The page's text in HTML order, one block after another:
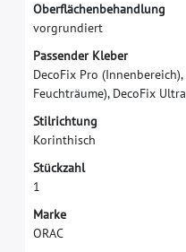
Oberfächenbehandlung
vorgrundiert
Passender Kleber
DecoFix Pro (Innenbereich),
Feuchträume), DecoFix Ultra
Stilrichtung
Korinthisch
Stückzahl
1
Marke
ORAC